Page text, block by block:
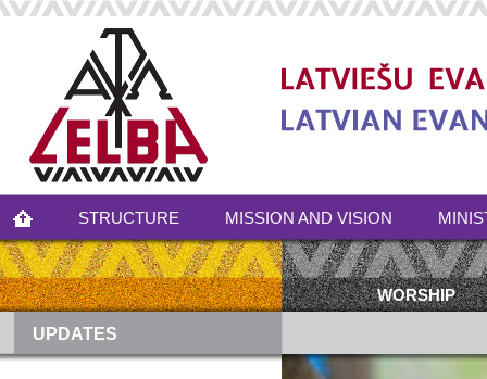
STRUCTURE MISSION AND VISION
WORSHIP
UPDATES